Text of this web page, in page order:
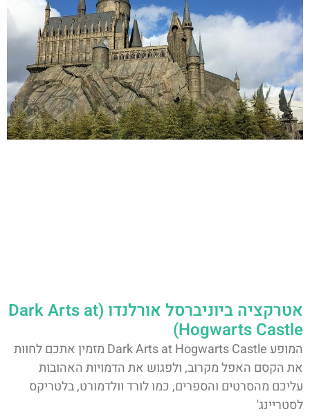
אטרקציה ביוניברסל אורלנדו (Dark Arts at
Hogwarts Castle)
המופע Dark Arts at Hogwarts Castle מזמין אתכם לחוות
את הקסם האפל מקרוב, ולפגוש את הדמויות האהובות
עליכם מהסרטים והספרים, כמו לורד וולדמורט, בלטריקס
לסטריינג'